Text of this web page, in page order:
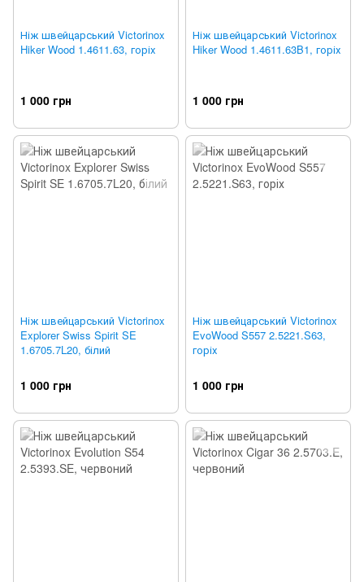
Ніж швейцарський Victorinox
Hiker Wood 1.4611.63, горіх
1 000 грн
Ніж швейцарський Victorinox
Hiker Wood 1.4611.63B1, горіх
1 000 грн
Ніж швейцарський Victorinox
Explorer Swiss Spirit SE
1.6705.7L20, білий
1 000 грн
Ніж швейцарський Victorinox
EvoWood S557 2.5221.S63,
горіх
1 000 грн